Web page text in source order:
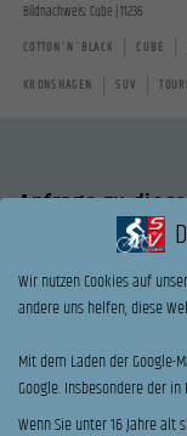
Bildnachweis: Cube | 11236
COTTON´N´BLACK CUBE
KRONSHAGEN SUV
Anfrage zu
Interessieren Sie
625?
Dann senden Sie
Formular.
Oder rufen uns
Wir nutzen Cookies auf
andere uns helfen, diese
Mit dem Laden der Google-
Google. Insbesondere der
Wenn Sie unter 16 Jahre